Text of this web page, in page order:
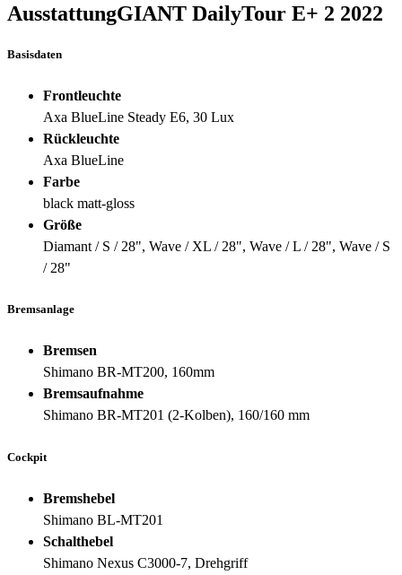
AusstattungGIANT DailyTour E+ 2 2022
Basisdaten
Frontleuchte
Axa BlueLine Steady E6, 30 Lux
Rückleuchte
Axa BlueLine
Farbe
black matt-gloss
Größe
Diamant / S / 28", Wave / XL / 28", Wave / L / 28", Wave / S
/ 28"
Bremsanlage
Bremsen
Shimano BR-MT200, 160mm
Bremsaufnahme
Shimano BR-MT201 (2-Kolben), 160/160 mm
Cockpit
Bremshebel
Shimano BL-MT201
Schalthebel
Shimano Nexus C3000-7, Drehgriff